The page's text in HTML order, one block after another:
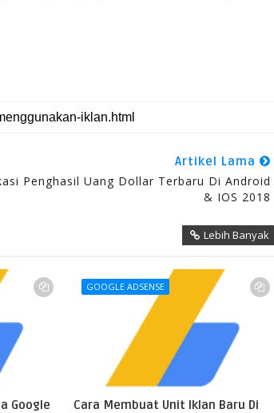
Artikel Lama
Penghasil Uang Dollar Terbaru Di Android
& IOS 2018
Lebih Banyak
Google
GOOGLE ADSENSE
Cara Membuat Unit Iklan Baru Di